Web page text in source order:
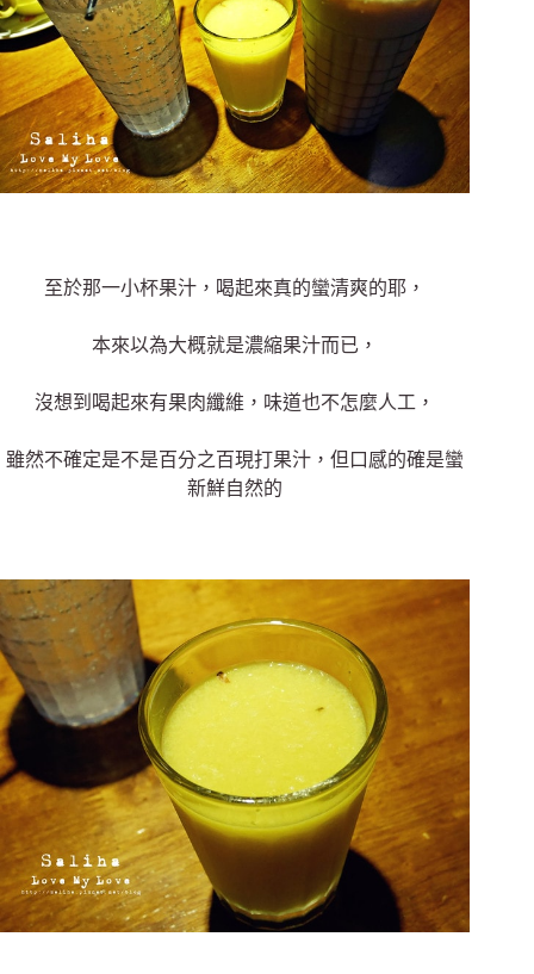
至於那一小杯果汁，喝起來真的蠻清爽的耶，
本來以為大概就是濃縮果汁而已，
沒想到喝起來有果肉纖維，味道也不怎麼人工，
雖然不確定是不是百分之百現打果汁，但口感的確是蠻
新鮮自然的